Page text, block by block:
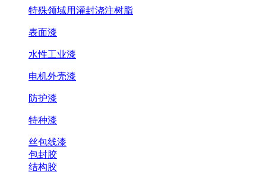
特殊领域用灌封浇注树脂
表面漆
水性工业漆
电机外壳漆
防护漆
特种漆
丝包线漆
包封胶
结构胶